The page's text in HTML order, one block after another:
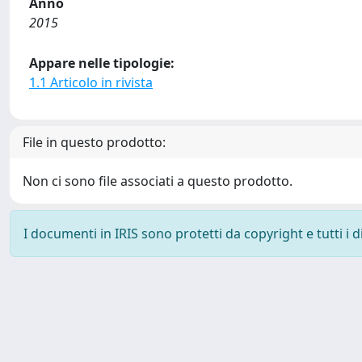
2015
Appare nelle tipologie:
1.1 Articolo in rivista
File in questo prodotto:
Non ci sono file associati a questo prodotto.
I documenti in IRIS sono protetti da copyright e tutti i